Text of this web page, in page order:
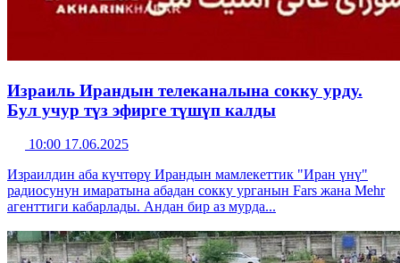
Израиль Ирандын телеканалына сокку урду.
Бул учур түз эфирге түшүп калды
10:00 17.06.2025
Израилдин аба күчтөрү Ирандын мамлекеттик "Иран үнү"
радиосунун имаратына абадан сокку урганын Fars жана Mehr
агенттиги кабарлады. Андан бир аз мурда...